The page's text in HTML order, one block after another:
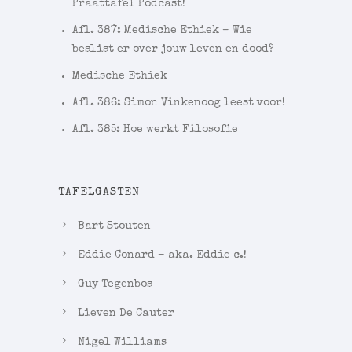
Praattafel Podcast!
Afl. 387: Medische Ethiek – Wie
beslist er over jouw leven en dood?
Medische Ethiek
Afl. 386: Simon Vinkenoog leest voor!
Afl. 385: Hoe werkt Filosofie
TAFELGASTEN
Bart Stouten
Eddie Conard – aka. Eddie c.!
Guy Tegenbos
Lieven De Cauter
Nigel Williams